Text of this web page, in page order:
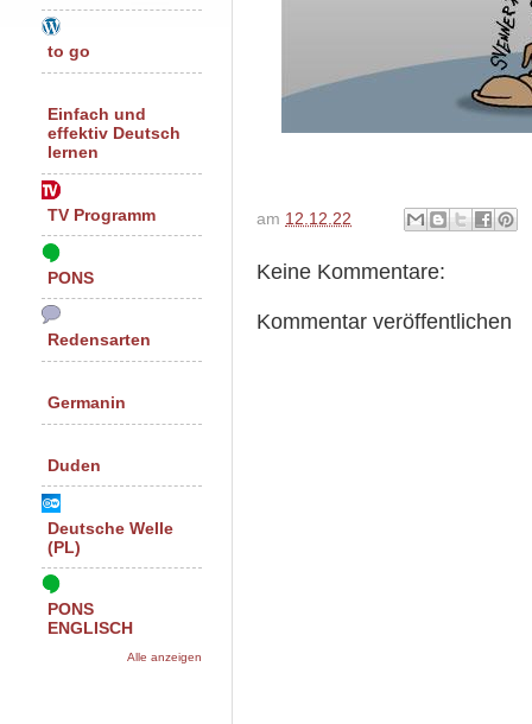
am 12.12.22
Keine Kommentare:
Kommentar veröffentlichen
to go
Einfach und
effektiv Deutsch
lernen
TV Programm
PONS
Redensarten
Germanin
Duden
Deutsche Welle
(PL)
PONS
ENGLISCH
Alle anzeigen